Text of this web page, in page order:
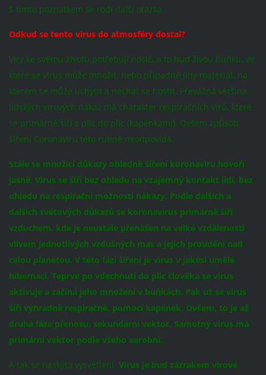
S tímto poznatkem se rodí další otázka.
Odkud se tento virus do atmosféry dostal?
Viry ke svému životu potřebují nosič, a to buď živou buňku, ve
které se virus může množit, nebo případně jiný materiál, na
kterém se může uchytit a nechat se hostit. Převážná většina
lidských virových nákaz má charakter respiračních virů, které
se primárně šíří z plic do plic (kapénkami). Ovšem způsob
šíření Coronaviru této rutině neodpovídá.
Stále se množící důkazy ohledně šíření koronaviru hovoří
jasně. Virus se šíří bez ohledu na vzájemný kontakt lidí, bez
ohledu na respirační možnosti nákazy. Podle dalších a
dalších světových důkazů se koronavirus primárně šíří
vzduchem, kde je neustále přenášen na velké vzdálenosti
vlivem jednotlivých vzdušných mas a jejich proudění nad
celou planetou. V této fázi šíření je virus v jakési umělé
hibernaci. Teprve po vdechnutí do plic člověka se virus
aktivuje a začíná jeho množení v buňkách. Pak už se virus
šíří výhradně respiračně, pomocí kapének. Ovšem, to je až
druhá fáze přenosu, sekundární vektor. Samotný virus má
primární vektor podle všeho aerobní.
A tak se naskýtá vysvětlení. Virus je buď zázrakem virové